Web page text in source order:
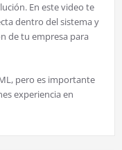
En este video te
dentro del sistema y
de tu empresa para
pero es importante
experiencia en